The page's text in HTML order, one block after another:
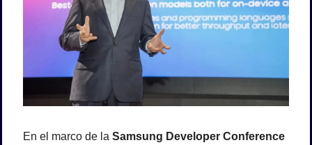
En el marco de la Samsung Developer Conference